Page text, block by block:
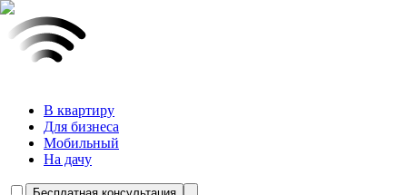
В квартиру
Для бизнеса
Мобильный
На дачу